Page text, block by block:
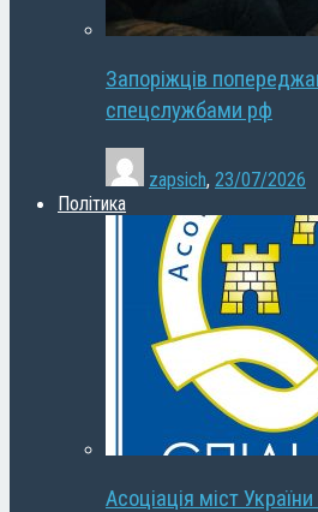
Запоріжців
спецслужбами рф
zapsich, 23/07/2026
Політика
Асоціація міст